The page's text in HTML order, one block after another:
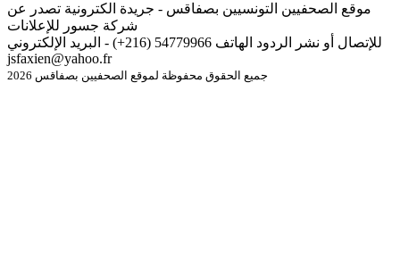
موقع الصحفيين التونسيين بصفاقس - جريدة الكترونية تصدر عن
شركة جسور للإعلانات
للإتصال أو نشر الردود الهاتف 54779966 (216+) - البريد الإلكتروني
jsfaxien@yahoo.fr
جميع الحقوق محفوظة لموقع الصحفيين بصفاقس 2026